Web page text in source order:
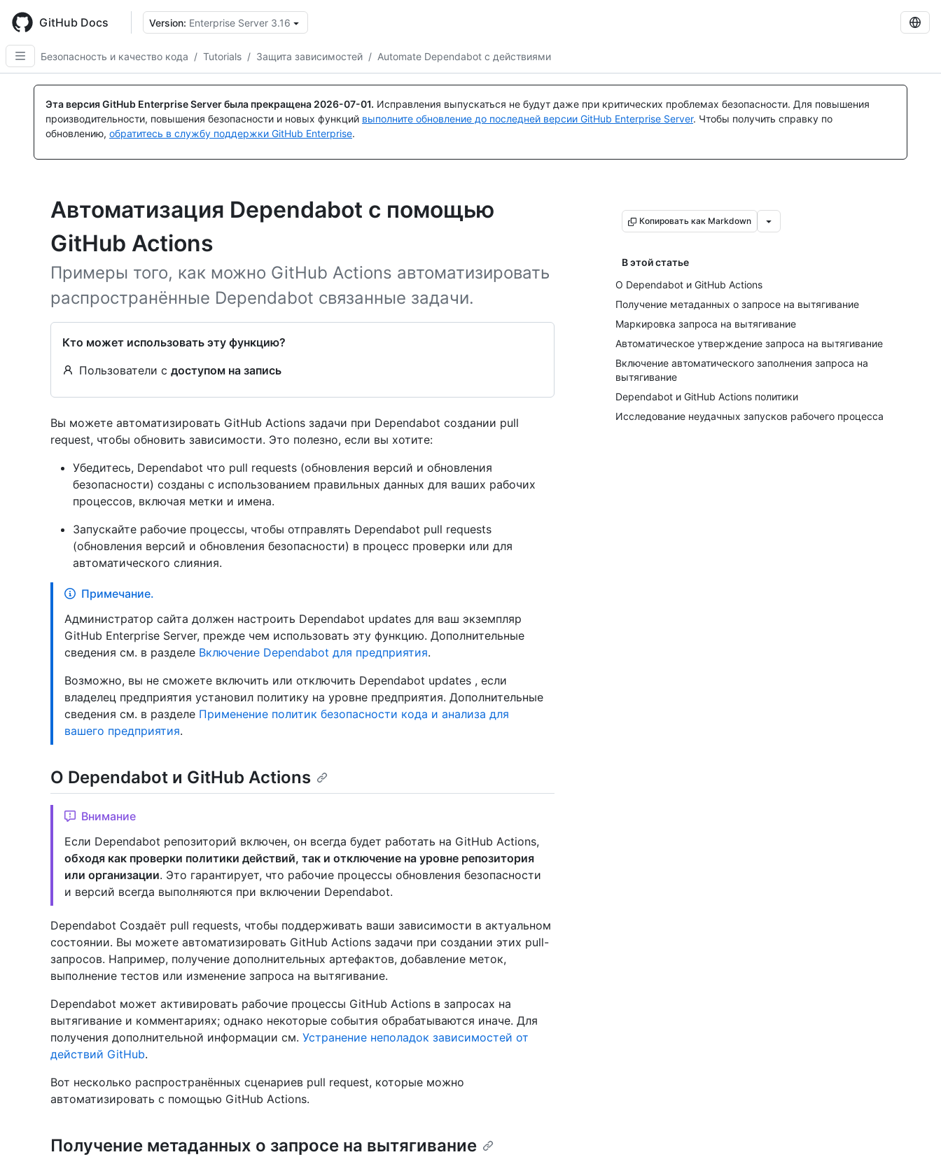
main
content
GitHub Docs Version: Enterprise Server 3.16
Безопасность и качество кода / Tutorials / Защита зависимостей / Automate Dependabot с действиями
Эта версия GitHub Enterprise Server была прекращена 2026-07-01. Исправления выпускаться не будут даже при критических проблемах безопасности. Для повышения
производительности, повышения безопасности и новых функций выполните обновление до последней версии GitHub Enterprise Server. Чтобы получить справку по
обновлению, обратитесь в службу поддержки GitHub Enterprise.
Автоматизация Dependabot с помощью
GitHub Actions
Примеры того, как можно GitHub Actions автоматизировать
распространённые Dependabot связанные задачи.
Кто может использовать эту функцию?
Пользователи с доступом на запись
Копировать как Markdown
В этой статье
О Dependabot и GitHub Actions
Получение метаданных о запросе на вытягивание
Маркировка запроса на вытягивание
Автоматическое утверждение запроса на вытягивание
Включение автоматического заполнения запроса на
вытягивание
Dependabot и GitHub Actions политики
Исследование неудачных запусков рабочего процесса
Вы можете автоматизировать GitHub Actions задачи при Dependabot создании pull
request, чтобы обновить зависимости. Это полезно, если вы хотите:
Убедитесь, Dependabot что pull requests (обновления версий и обновления
безопасности) созданы с использованием правильных данных для ваших рабочих
процессов, включая метки и имена.
Запускайте рабочие процессы, чтобы отправлять Dependabot pull requests
(обновления версий и обновления безопасности) в процесс проверки или для
автоматического слияния.
Примечание.
Администратор сайта должен настроить Dependabot updates для ваш экземпляр
GitHub Enterprise Server, прежде чем использовать эту функцию. Дополнительные
сведения см. в разделе Включение Dependabot для предприятия.
Возможно, вы не сможете включить или отключить Dependabot updates , если
владелец предприятия установил политику на уровне предприятия. Дополнительные
сведения см. в разделе Применение политик безопасности кода и анализа для
вашего предприятия.
О Dependabot и GitHub Actions
Внимание
Если Dependabot репозиторий включен, он всегда будет работать на GitHub Actions,
обходя как проверки политики действий, так и отключение на уровне репозитория
или организации. Это гарантирует, что рабочие процессы обновления безопасности
и версий всегда выполняются при включении Dependabot.
Dependabot Создаёт pull requests, чтобы поддерживать ваши зависимости в актуальном
состоянии. Вы можете автоматизировать GitHub Actions задачи при создании этих pull-
запросов. Например, получение дополнительных артефактов, добавление меток,
выполнение тестов или изменение запроса на вытягивание.
Dependabot может активировать рабочие процессы GitHub Actions в запросах на
вытягивание и комментариях; однако некоторые события обрабатываются иначе. Для
получения дополнительной информации см. Устранение неполадок зависимостей от
действий GitHub.
Вот несколько распространённых сценариев pull request, которые можно
автоматизировать с помощью GitHub Actions.
Получение метаданных о запросе на вытягивание